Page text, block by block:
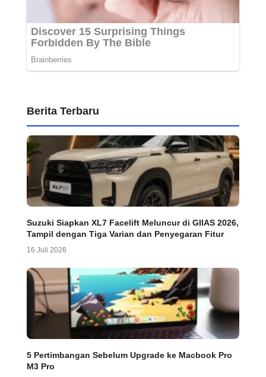
Berita Terbaru
Suzuki Siapkan XL7 Facelift Meluncur di GIIAS 2026,
Tampil dengan Tiga Varian dan Penyegaran Fitur
16 Juli 2026
5 Pertimbangan Sebelum Upgrade ke Macbook Pro
M3 Pro